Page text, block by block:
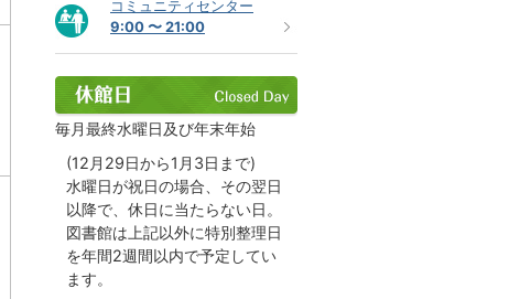
コミュニティセンター
9:00 〜 21:00
毎月最終水曜日及び年末年始
(12月29日から1月3日まで)
水曜日が祝日の場合、その翌日
以降で、休日に当たらない日。
図書館は上記以外に特別整理日
を年間2週間以内で予定してい
ます。